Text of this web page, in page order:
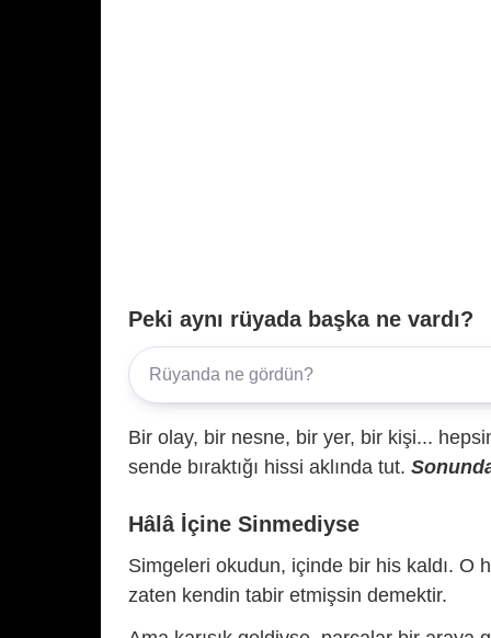
Peki aynı rüyada başka ne vardı?
Bir olay, bir nesne, bir yer, bir kişi...
sende bıraktığı hissi aklında tut.
Hâlâ İçine Sinmediyse
Simgeleri okudun, içinde bir his kaldı. O
zaten kendin tabir etmişsin demektir.